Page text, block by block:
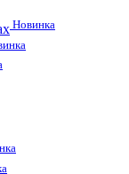
Новинка